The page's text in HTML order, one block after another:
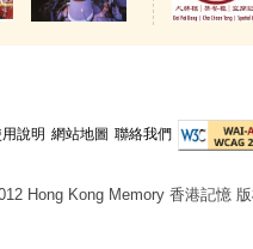
說明 網站地圖 聯絡我們
Hong Kong Memory 香港記憶